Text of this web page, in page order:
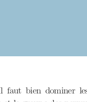
faut bien dominer